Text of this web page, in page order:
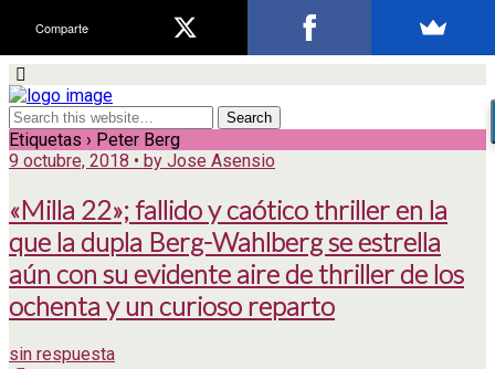
Etiquetas › Peter Berg
9 octubre, 2018 • by Jose Asensio
«Milla 22»; fallido y caótico thriller en la
que la dupla Berg-Wahlberg se estrella
aún con su evidente aire de thriller de los
ochenta y un curioso reparto
sin respuesta
Comparte